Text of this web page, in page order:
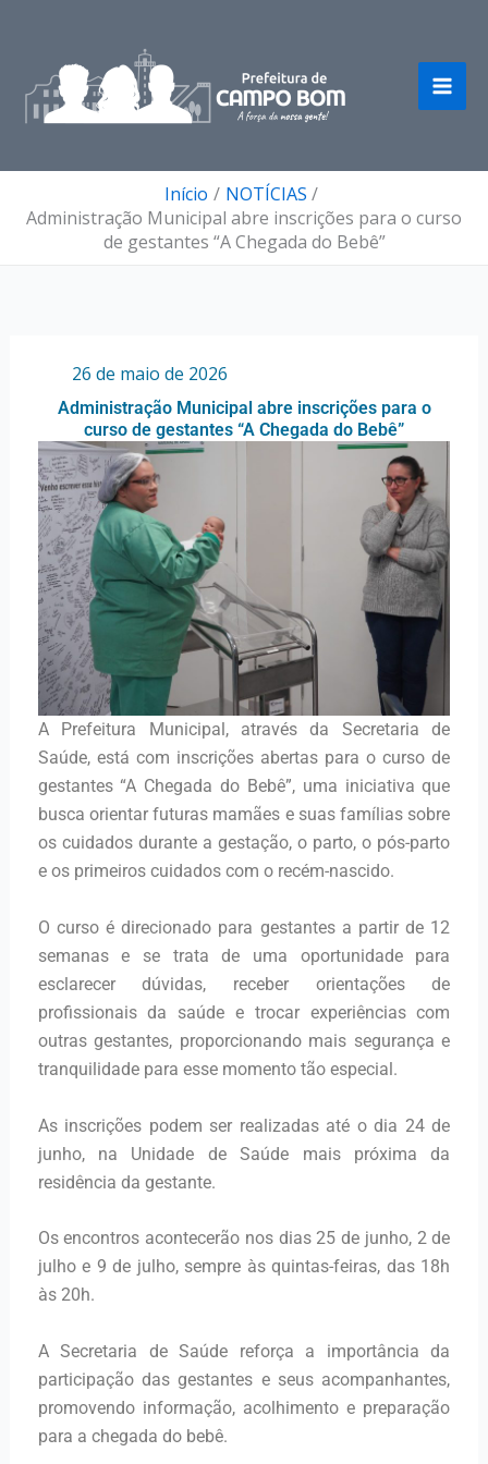
conteúdo
Início
NOTÍCIAS
Administração Municipal abre inscrições para o curso
de gestantes “A Chegada do Bebê”
26 de maio de 2026
Administração Municipal abre inscrições para o
curso de gestantes “A Chegada do Bebê”
A Prefeitura Municipal, através da Secretaria de
Saúde, está com inscrições abertas para o curso de
gestantes “A Chegada do Bebê”, uma iniciativa que
busca orientar futuras mamães e suas famílias sobre
os cuidados durante a gestação, o parto, o pós-parto
e os primeiros cuidados com o recém-nascido.
O curso é direcionado para gestantes a partir de 12
semanas e se trata de uma oportunidade para
esclarecer dúvidas, receber orientações de
profissionais da saúde e trocar experiências com
outras gestantes, proporcionando mais segurança e
tranquilidade para esse momento tão especial.
As inscrições podem ser realizadas até o dia 24 de
junho, na Unidade de Saúde mais próxima da
residência da gestante.
Os encontros acontecerão nos dias 25 de junho, 2 de
julho e 9 de julho, sempre às quintas-feiras, das 18h
às 20h.
A Secretaria de Saúde reforça a importância da
participação das gestantes e seus acompanhantes,
promovendo informação, acolhimento e preparação
para a chegada do bebê.